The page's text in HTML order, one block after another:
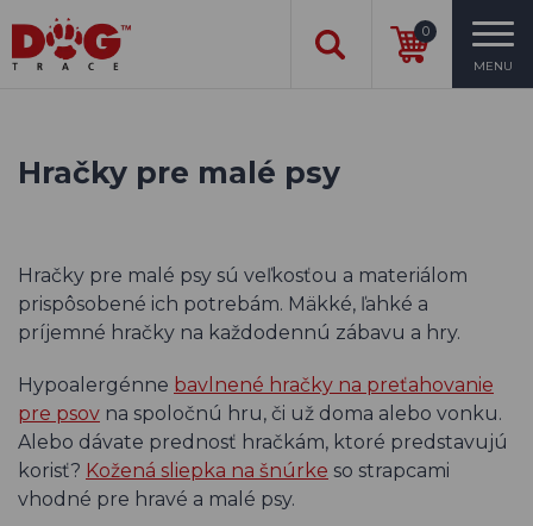
0
MENU
Hračky pre malé psy
Hračky pre malé psy sú veľkosťou a materiálom
prispôsobené ich potrebám. Mäkké, ľahké a
príjemné hračky na každodennú zábavu a hry.
Hypoalergénne bavlnené hračky na preťahovanie
pre psov na spoločnú hru, či už doma alebo vonku.
Alebo dávate prednosť hračkám, ktoré predstavujú
korisť? Kožená sliepka na šnúrke so strapcami
vhodné pre hravé a malé psy.